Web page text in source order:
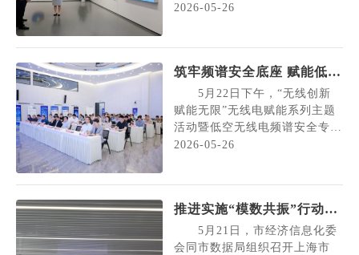
五五”规划纲要中关于“上海与苏
活动。此次活动旨在学习借鉴苏
州在园区建设、产业生态营造等
方面的先进经验，深化沪苏两地
产业协同，共谋高质量...
2026-05-26
筑牢频谱安全底座 赋能低空
经济发展！低空无线电频谱
安全专业委员会2026年度会
员大会顺利召开
5月22日下午，“无线创新
赋能无限”无线电赋能系列主题
活动暨低空无线电频谱安全专委
会2026年度会员大会，在上海
的五十余家单位代表参会。
会议全面总结了专委会成立
一周年以来的工作成效，聚焦低
2026-05-26
推进实施“模数共振”行动，
持续征集参与主体！
5月21日，市经济信息化委
会同市数据局组织召开上海市